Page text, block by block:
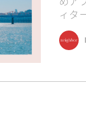
予算3万ウォン以下
朝8時から営業
ィタ